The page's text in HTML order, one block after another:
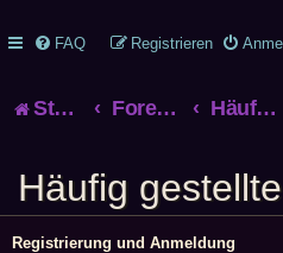
FAQ Registrieren
Startseite Foren-Übersicht Häufig gestellte Fragen
Häufig
Registrierung und Anmeldung